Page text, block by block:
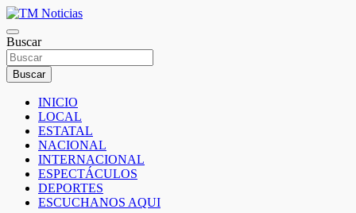
Saltar
al
contenido
TM Noticias
TM Noticias
Buscar
Buscar
INICIO
LOCAL
ESTATAL
NACIONAL
INTERNACIONAL
ESPECTÁCULOS
DEPORTES
ESCUCHANOS AQUI